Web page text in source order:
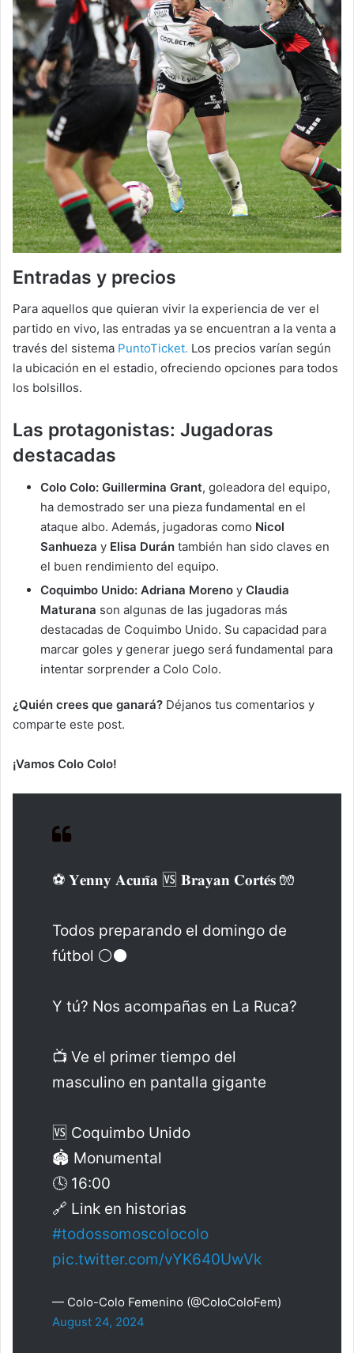
Entradas y precios
Para aquellos que quieran vivir la experiencia de ver el
partido en vivo, las entradas ya se encuentran a la venta a
través del sistema PuntoTicket. Los precios varían según
la ubicación en el estadio, ofreciendo opciones para todos
los bolsillos.
Las protagonistas: Jugadoras
destacadas
Colo Colo: Guillermina Grant, goleadora del equipo,
ha demostrado ser una pieza fundamental en el
ataque albo. Además, jugadoras como Nicol
Sanhueza y Elisa Durán también han sido claves en
el buen rendimiento del equipo.
Coquimbo Unido: Adriana Moreno y Claudia
Maturana son algunas de las jugadoras más
destacadas de Coquimbo Unido. Su capacidad para
marcar goles y generar juego será fundamental para
intentar sorprender a Colo Colo.
¿Quién crees que ganará? Déjanos tus comentarios y
comparte este post.
¡Vamos Colo Colo!
⚽️ 𝐘𝐞𝐧𝐧𝐲 𝐀𝐜𝐮𝐧̃𝐚 🆚 𝐁𝐫𝐚𝐲𝐚𝐧 𝐂𝐨𝐫𝐭𝐞́𝐬 🧤
Todos preparando el domingo de
fútbol ⚪️⚫️
Y tú? Nos acompañas en La Ruca?
📺 Ve el primer tiempo del
masculino en pantalla gigante
🆚 Coquimbo Unido
🏟️ Monumental
🕓 16:00
🔗 Link en historias
#todossomoscolocolo
pic.twitter.com/vYK640UwVk
— Colo-Colo Femenino (@ColoColoFem)
August 24, 2024